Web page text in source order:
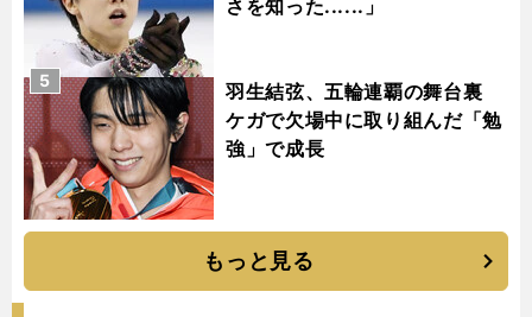
さを知った......」
羽生結弦、五輪連覇の舞台裏
ケガで欠場中に取り組んだ「勉
強」で成長
5
もっと見る